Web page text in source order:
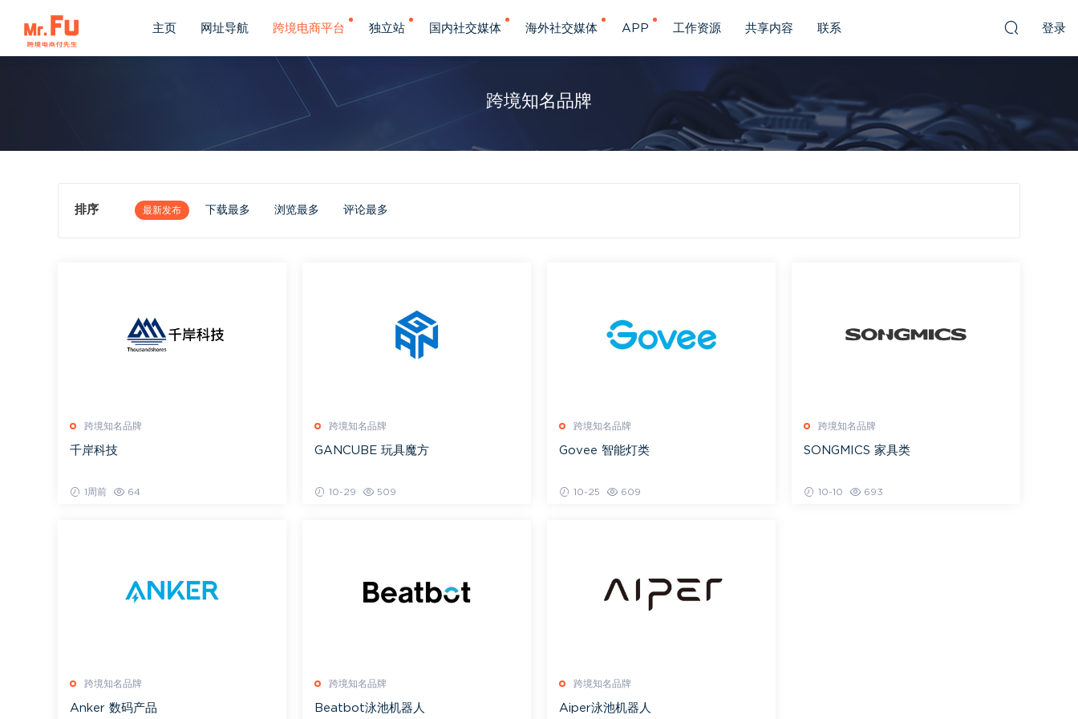
主页 网址导航 跨境电商平台 独立站 国内社交媒体 海外社交媒体 APP 工作资源 共享内容 联系 登录
跨境知名品牌
排序 最新发布 下载最多 浏览最多 评论最多
跨境知名品牌
千岸科技
1周前 64
跨境知名品牌
GANCUBE 玩具魔方
10-29 509
跨境知名品牌
Govee 智能灯类
10-25 609
跨境知名品牌
SONGMICS 家具类
10-10 693
跨境知名品牌
Anker 数码产品
跨境知名品牌
Beatbot泳池机器人
跨境知名品牌
Aiper泳池机器人